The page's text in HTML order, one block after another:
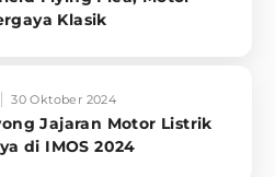
Klasik
30 Oktober 2024
Jajaran Motor Listrik
di IMOS 2024